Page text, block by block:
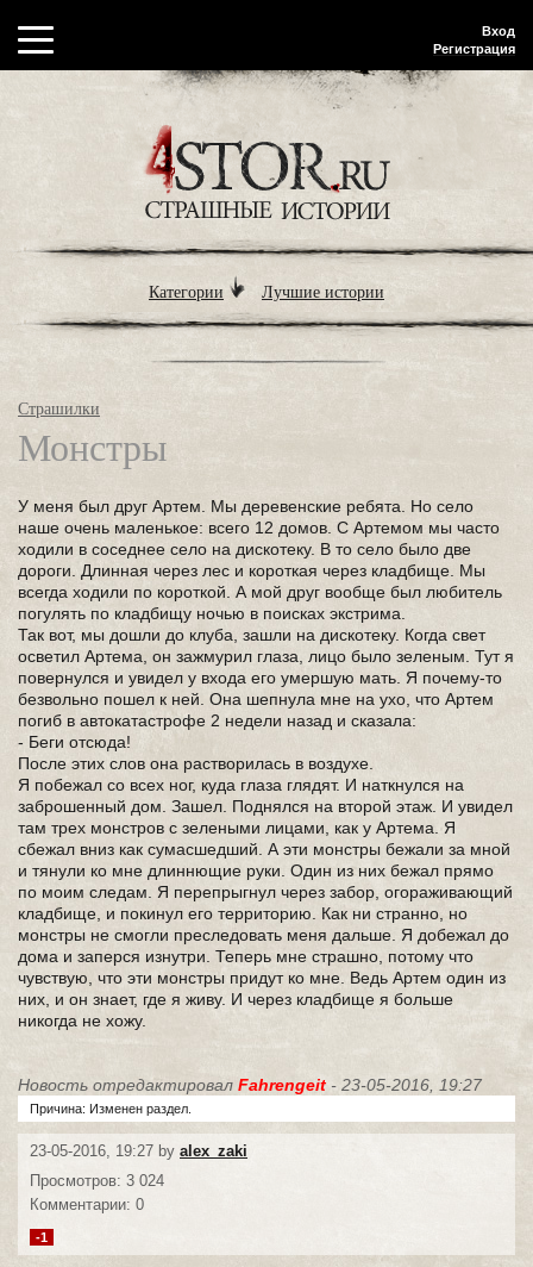
Вход
Регистрация
Категории Лучшие истории
Страшилки
Монстры
У меня был друг Артем. Мы деревенские ребята. Но село
наше очень маленькое: всего 12 домов. С Артемом мы часто
ходили в соседнее село на дискотеку. В то село было две
дороги. Длинная через лес и короткая через кладбище. Мы
всегда ходили по короткой. А мой друг вообще был любитель
погулять по кладбищу ночью в поисках экстрима.
Так вот, мы дошли до клуба, зашли на дискотеку. Когда свет
осветил Артема, он зажмурил глаза, лицо было зеленым. Тут я
повернулся и увидел у входа его умершую мать. Я почему-то
безвольно пошел к ней. Она шепнула мне на ухо, что Артем
погиб в автокатастрофе 2 недели назад и сказала:
- Беги отсюда!
После этих слов она растворилась в воздухе.
Я побежал со всех ног, куда глаза глядят. И наткнулся на
заброшенный дом. Зашел. Поднялся на второй этаж. И увидел
там трех монстров с зелеными лицами, как у Артема. Я
сбежал вниз как сумасшедший. А эти монстры бежали за мной
и тянули ко мне длиннющие руки. Один из них бежал прямо
по моим следам. Я перепрыгнул через забор, огораживающий
кладбище, и покинул его территорию. Как ни странно, но
монстры не смогли преследовать меня дальше. Я добежал до
дома и заперся изнутри. Теперь мне страшно, потому что
чувствую, что эти монстры придут ко мне. Ведь Артем один из
них, и он знает, где я живу. И через кладбище я больше
никогда не хожу.
Новость отредактировал Fahrengeit - 23-05-2016, 19:27
Причина: Изменен раздел.
23-05-2016, 19:27 by alex_zaki
Просмотров: 3 024
Комментарии: 0
-1